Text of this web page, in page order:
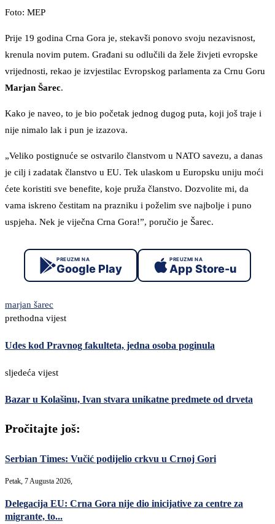
Foto: MEP
Prije 19 godina Crna Gora je, stekavši ponovo svoju nezavisnost,
krenula novim putem. Građani su odlučili da žele živjeti evropske
vrijednosti, rekao je izvjestilac Evropskog parlamenta za Crnu Goru
Marjan Šarec.
Kako je naveo, to je bio početak jednog dugog puta, koji još traje i
nije nimalo lak i pun je izazova.
„Veliko postignuće se ostvarilo članstvom u NATO savezu, a danas
je cilj i zadatak članstvo u EU. Tek ulaskom u Europsku uniju moći
ćete koristiti sve benefite, koje pruža članstvo. Dozvolite mi, da
vama iskreno čestitam na prazniku i poželim sve najbolje i puno
uspjeha. Nek je viječna Crna Gora!”, poručio je Šarec.
PREUZMI NA
Google Play
PREUZMI NA
App Store-u
marjan šarec
prethodna vijest
Udes kod Pravnog fakulteta, jedna osoba poginula
sljedeća vijest
Bazar u Kolašinu, Ivan stvara unikatne predmete od drveta
Pročitajte još:
Serbian Times: Vučić podijelio crkvu u Crnoj Gori
Petak, 7 Augusta 2026,
Delegacija EU: Crna Gora nije dio inicijative za centre za
migrante, to...